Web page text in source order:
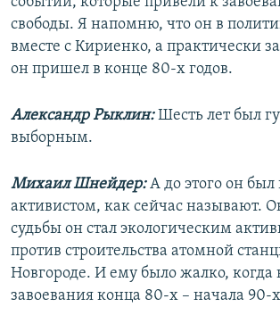
свободы. Я напомню, что он в
вместе с Кириенко, а практически за
он пришел в конце 80-х годов.
Александр Рыклин:Шесть лет был
выборным.
Михаил Шнейдер:А до этого он
активистом, как сейчас называют.
судьбы он стал экологическим
против строительства атомной
Новгороде. И ему было жалко, когда
завоевания конца 80-х – начала 90-